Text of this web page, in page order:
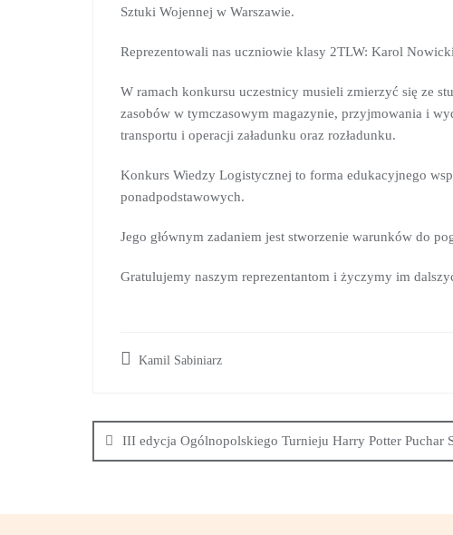
Sztuki Wojennej w Warszawie.
Reprezentowali nas uczniowie klasy 2TLW: Karol
W ramach konkursu uczestnicy musieli zmierzyć się ze
zasobów w tymczasowym magazynie, przyjmowania i
transportu i operacji załadunku oraz rozładunku.
Konkurs Wiedzy Logistycznej to forma edukacyjnego
ponadpodstawowych.
Jego głównym zadaniem jest stworzenie warunków do
Gratulujemy naszym reprezentantom i życzymy im
Kamil Sabiniarz
III edycja Ogólnopolskiego Turnieju Harry Potter Puchar